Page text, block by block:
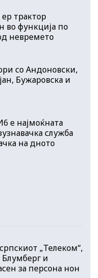
трактор
во функција по
невремето
со Андоновски,
Бужаровска и
е најмоќната
служба
на дното
„Телеком“,
и
за персона нон